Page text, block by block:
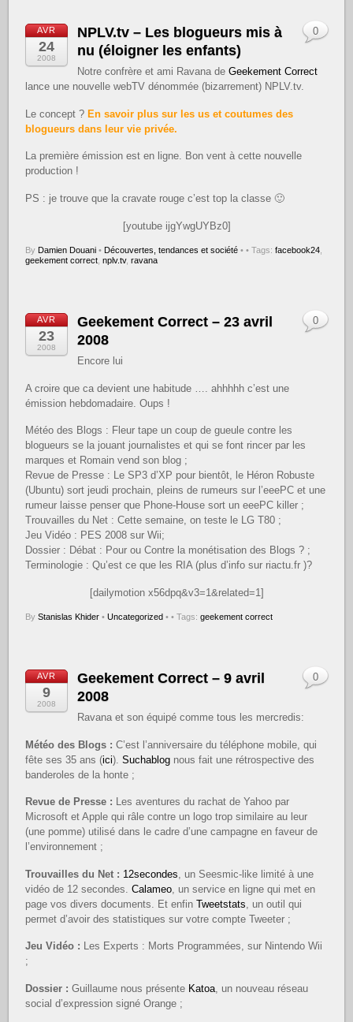
AVR
24
2008
NPLV.tv – Les blogueurs mis à
nu (éloigner les enfants)
Notre confrère et ami Ravana deGeekement Correct
lance une nouvelle webTV dénommée (bizarrement) NPLV.tv.
Le concept ? En savoir plus sur les us et coutumes des
blogueurs dans leur vie privée.
La première émission est en ligne. Bon vent à cette nouvelle
production !
PS : je trouve que la cravate rouge c’est top la classe 🙂
[youtube ijgYwgUYBz0]
By Damien Douani • Découvertes, tendances et société •
0
• Tags:facebook24
geekement correct ,nplv.tv,ravana
AVR
23
2008
Geekement Correct – 23 avril
2008
Encore lui
A croire que ca devient une habitude …. ahhhhh c’est une
émission hebdomadaire. Oups !
Météo des Blogs : Fleur tape un coup de gueule contre les
blogueurs se la jouant journalistes et qui se font rincer par les
marques et Romain vend son blog ;
Revue de Presse : Le SP3 d’XP pour bientôt, le Héron Robuste
(Ubuntu) sort jeudi prochain, pleins de rumeurs sur l’eeePC et une
rumeur laisse penser que Phone-House sort un eeePC killer ;
Trouvailles du Net : Cette semaine, on teste le LG T80 ;
Jeu Vidéo : PES 2008 sur Wii;
Dossier : Débat : Pour ou Contre la monétisation des Blogs ? ;
Terminologie : Qu’est ce que les RIA (plus d’info sur riactu.fr )?
[dailymotion x56dpq&v3=1&related=1]
ByStanislas Khider • Uncategorized •
0
• Tags:geekement correct
AVR
9
2008
Geekement Correct – 9 avril
2008
Ravana et son équipé comme tous les mercredis:
Météo des Blogs : C’est l’anniversaire du téléphone mobile, qui
fête ses 35 ans (ici).Suchablog nous fait une rétrospective des
banderoles de la honte ;
Revue de Presse : Les aventures du rachat de Yahoo par
Microsoft et Apple qui râle contre un logo trop similaire au leur
(une pomme) utilisé dans le cadre d’une campagne en faveur de
l’environnement ;
Trouvailles du Net : 12secondes , un Seesmic-like limité à une
vidéo de 12 secondes.Calameo , un service en ligne qui met en
page vos divers documents. Et enfinTweetstats , un outil qui
permet d’avoir des statistiques sur votre compte Tweeter ;
Jeu Vidéo : Les Experts : Morts Programmées, sur Nintendo Wii
;
Dossier : Guillaume nous présente Katoa, un nouveau réseau
social d’expression signé Orange ;
0